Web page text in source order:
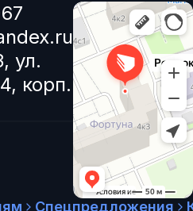
ул.
корп.
Спецпредложения